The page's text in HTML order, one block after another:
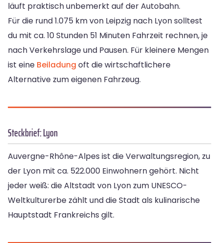
läuft praktisch unbemerkt auf der Autobahn.
Für die rund 1.075 km von Leipzig nach Lyon solltest
du mit ca. 10 Stunden 51 Minuten Fahrzeit rechnen, je
nach Verkehrslage und Pausen. Für kleinere Mengen
ist eine Beiladung oft die wirtschaftlichere
Alternative zum eigenen Fahrzeug.
Steckbrief: Lyon
Auvergne-Rhône-Alpes ist die Verwaltungsregion, zu
der Lyon mit ca. 522.000 Einwohnern gehört. Nicht
jeder weiß: die Altstadt von Lyon zum UNESCO-
Weltkulturerbe zählt und die Stadt als kulinarische
Hauptstadt Frankreichs gilt.